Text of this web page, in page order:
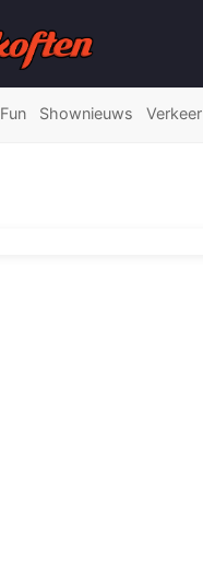
Fun Shownieuws Verkeer